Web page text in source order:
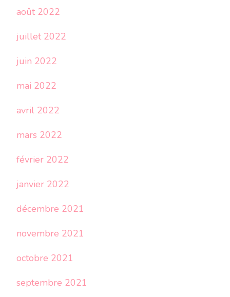
août 2022
juillet 2022
juin 2022
mai 2022
avril 2022
mars 2022
février 2022
janvier 2022
décembre 2021
novembre 2021
octobre 2021
septembre 2021